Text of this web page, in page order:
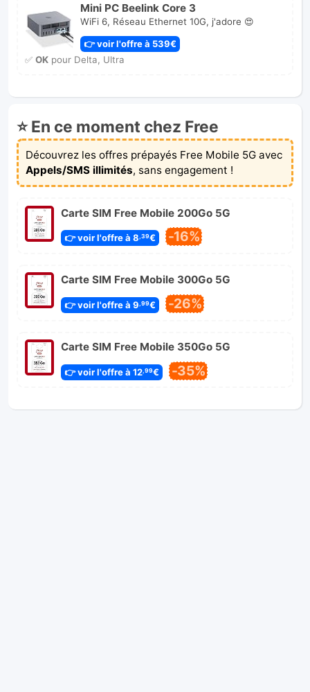
Mini PC Beelink Core 3
WiFi 6, Réseau Ethernet 10G, j'adore 😍
👉 voir l'offre à 539€
✅ OKpour Delta, Ultra
⭐ En ce moment chez Free
Découvrez les offres prépayés Free Mobile 5G avec
Appels/SMS illimités, sans engagement !
Carte SIM Free Mobile 200Go 5G
👉 voir l'offre à 8 ,39€ -16%
Carte SIM Free Mobile 300Go 5G
👉 voir l'offre à 9 ,99€ -26%
Carte SIM Free Mobile 350Go 5G
👉 voir l'offre à 12,99€ -35%